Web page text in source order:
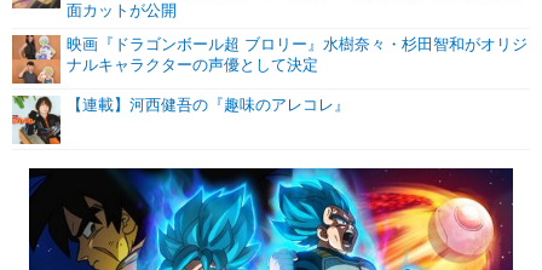
面カットが公開
映画『ドラゴンボール超 ブロリー』水樹奈々・杉田智和がオリジ
ナルキャラクターの声優として決定
【連載】河西健吾の『趣味のアレコレ』